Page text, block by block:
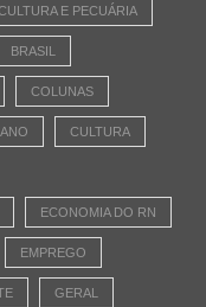
E PECUÁRIA
BRASIL
COLUNAS
CULTURA
ECONOMIA DO RN
EMPREGO
GERAL